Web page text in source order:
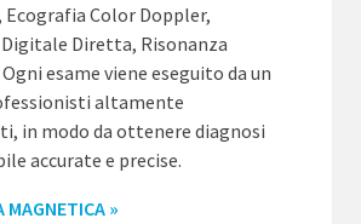
Ecografia Color Doppler,
Diretta, Risonanza
esame viene eseguito da un
altamente
in modo da ottenere diagnosi
accurate e precise.
MAGNETICA »